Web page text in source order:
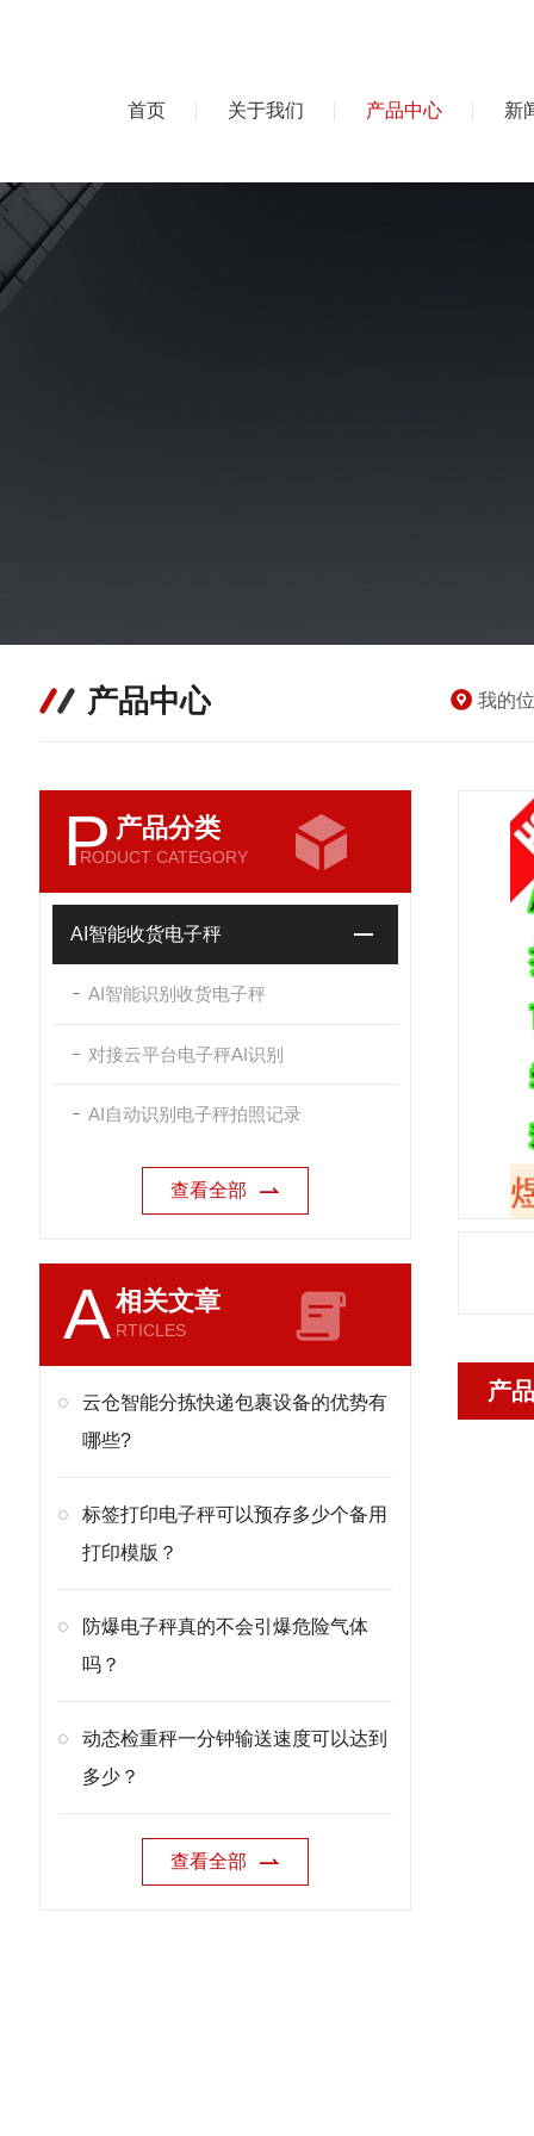
首页 关于我们 产品中心 新
产品中心 我的
P 产品分类
RODUCT CATEGORY
AI智能收货电子秤
AI智能识别收货电子秤
对接云平台电子秤AI识别
AI自动识别电子秤拍照记录
查看全部
A相关文章
RTICLES
云仓智能分拣快递包裹设备的优势有
哪些?
标签打印电子秤可以预存多少个备用
打印模版？
防爆电子秤真的不会引爆危险气体
吗？
动态检重秤一分钟输送速度可以达到
多少？
查看全部
产